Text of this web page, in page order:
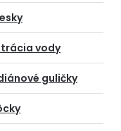
vody
guličky